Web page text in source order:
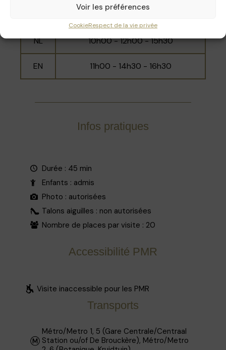
Voir les préférences
CookieRespect de la vie privée
10h30 - 11h30 - 14h00 - 15h00 -
NL 10h00 - 12h00 - 15h30
EN 11h00 - 14h30 - 16h30
Infos pratiques
Durée : 45 min
Enfants : admis
Photo : autorisées
Talons aiguilles : non autorisées
Nombre de places par visite : 20
Accessibilité PMR
Visite inaccessible pour les PMR
Transports
Métro/Metro 1, 5 (Gare Centrale/Centraal
Station ou/of De Brouckère), Métro/Metro